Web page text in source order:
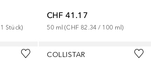
1 Stück)
CHF 41.17
50 ml (CHF 82.34 / 100 ml)
COLLISTAR